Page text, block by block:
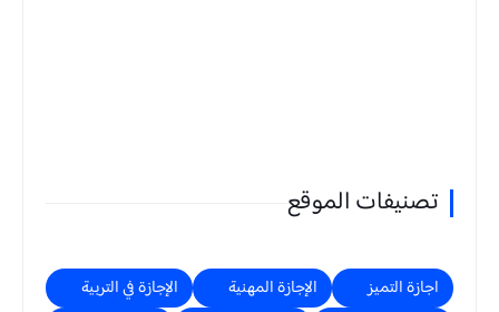
تصنيفات الموقع
اجازة التميز الإجازة المهنية
الإجازة في التربية